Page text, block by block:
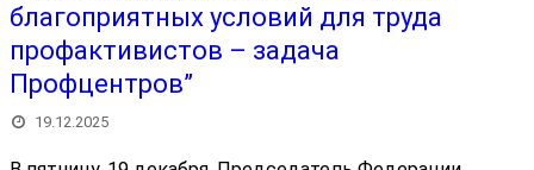
благоприятных условий для труда
профактивистов – задача
Профцентров”
19.12.2025